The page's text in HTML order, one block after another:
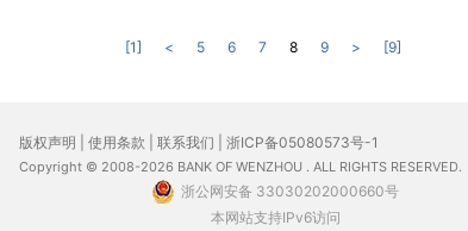
[1] < 5 6 7 8 9 > [9]
版权声明 使用条款 联系我们 浙ICP备05080573号-1
Copyright © 2008-2026 BANK OF WENZHOU . ALL RIGHTS RESERVED.
浙公网安备 33030202000660号
本网站支持IPv6访问